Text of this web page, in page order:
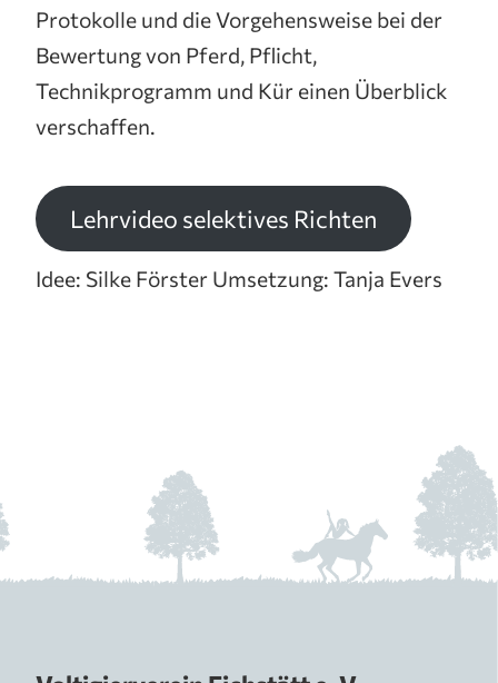
Protokolle und die Vorgehensweise bei der
Bewertung von Pferd, Pflicht,
Technikprogramm und Kür einen Überblick
verschaffen.
Lehrvideo selektives Richten
Idee: Silke Förster Umsetzung: Tanja Evers